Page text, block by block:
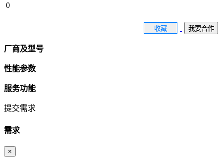
0
收藏 我要合作
厂商及型号
性能参数
服务功能
提交需求
需求
×